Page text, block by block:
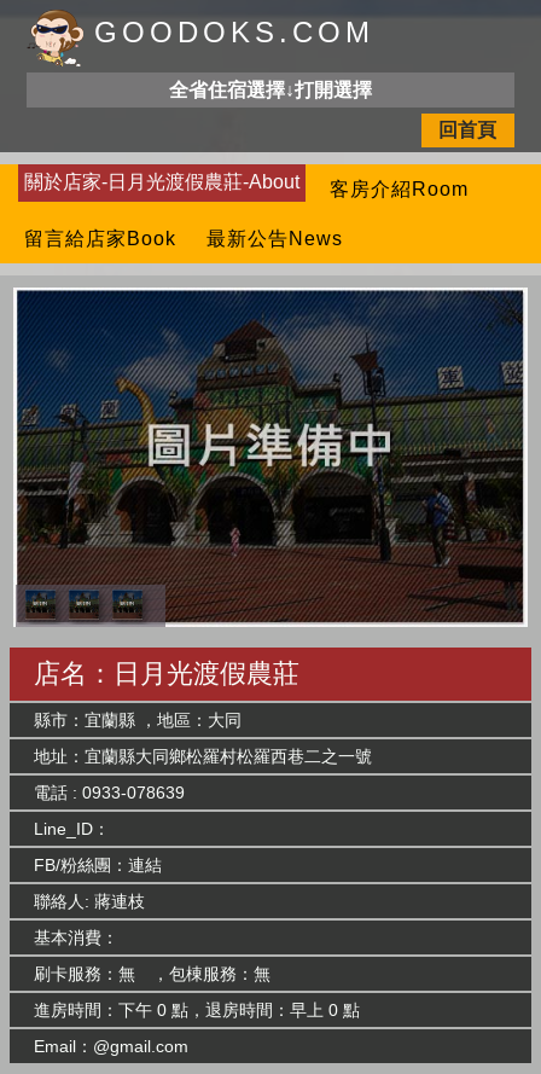
GOODOKS.COM
全省住宿選擇↓打開選擇
回首頁
關於店家-日月光渡假農莊-About 客房介紹Room
留言給店家Book 最新公告News
店名：日月光渡假農莊
縣市：宜蘭縣 ，地區：大同
地址：宜蘭縣大同鄉松羅村松羅西巷二之一號
電話 : 0933-078639
Line_ID：
FB/粉絲團： 連結
聯絡人: 蔣連枝
基本消費：
刷卡服務：無 ，包棟服務：無
進房時間：下午 0 點，退房時間：早上 0 點
Email：@gmail.com